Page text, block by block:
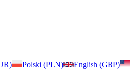
Polski (PLN) English (GBP)